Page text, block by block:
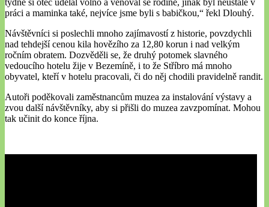
práci a maminka také, nejvíce jsme byli s babičkou,“ řekl Dlouhý.
Návštěvníci si poslechli mnoho zajímavostí z historie, povzdychli
nad tehdejší cenou kila hovězího za 12,80 korun i nad velkým
ročním obratem. Dozvěděli se, že druhý potomek slavného
vedoucího hotelu žije v Bezemíně, i to že Stříbro má mnoho
obyvatel, kteří v hotelu pracovali, či do něj chodili pravidelně randit.
Autoři poděkovali zaměstnancům muzea za instalování výstavy a
zvou další návštěvníky, aby si přišli do muzea zavzpomínat. Mohou
tak učinit do konce října.